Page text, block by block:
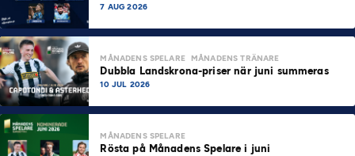
7 AUG 2026
MÅNADENS SPELARE MÅNADENS TRÄNARE
Dubbla Landskrona-priser när juni summeras
10 JUL 2026
MÅNADENS SPELARE
Rösta på Månadens Spelare i juni